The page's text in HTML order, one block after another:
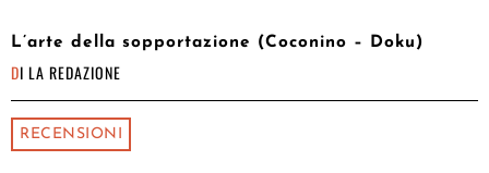
L’arte della sopportazione (Coconino – Doku)
DI LA REDAZIONE
RECENSIONI